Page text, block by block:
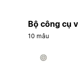
Bộ công cụ
10 mẫu